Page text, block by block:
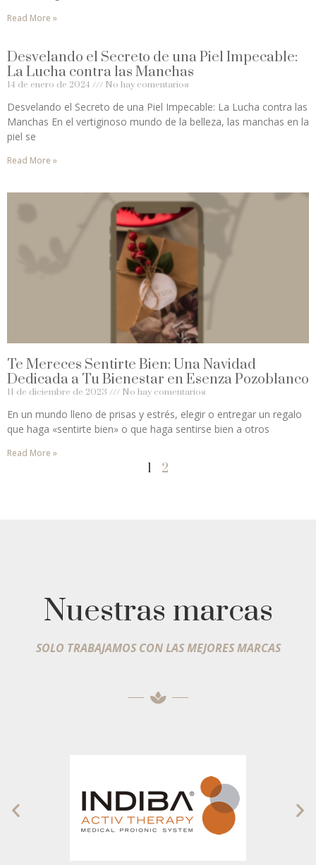
Read More »
Desvelando el Secreto de una Piel Impecable:
La Lucha contra las Manchas
14 de enero de 2024 No hay comentarios
Desvelando el Secreto de una Piel Impecable: La Lucha contra las
Manchas En el vertiginoso mundo de la belleza, las manchas en la
piel se
Read More »
Te Mereces Sentirte Bien: Una Navidad
Dedicada a Tu Bienestar en Esenza Pozoblanco
11 de diciembre de 2023 No hay comentarios
En un mundo lleno de prisas y estrés, elegir o entregar un regalo
que haga «sentirte bien» o que haga sentirse bien a otros
Read More »
1 2
Nuestras marcas
SOLO TRABAJAMOS CON LAS MEJORES MARCAS